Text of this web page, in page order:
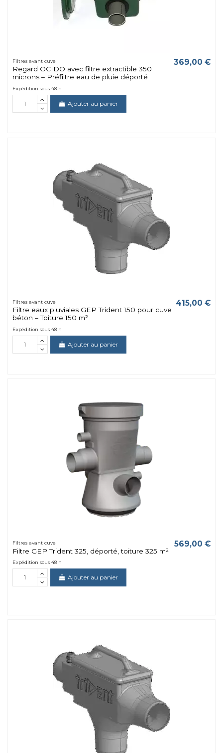
Filtres avant cuve
Regard OCIDO avec filtre extractible 350
microns – Préfiltre eau de pluie déporté
369,00 €
Expédition sous 48 h
Ajouter au panier
Filtres avant cuve
Filtre eaux pluviales GEP Trident 150 pour cuve
béton – Toiture 150 m²
415,00 €
Expédition sous 48 h
Ajouter au panier
Filtres avant cuve
Filtre GEP Trident 325, déporté, toiture 325 m²
569,00 €
Expédition sous 48 h
Ajouter au panier